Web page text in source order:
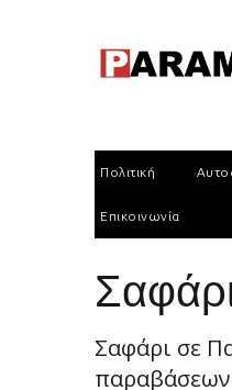
Πολιτική
Επικοινωνία
Σαφάρι σε